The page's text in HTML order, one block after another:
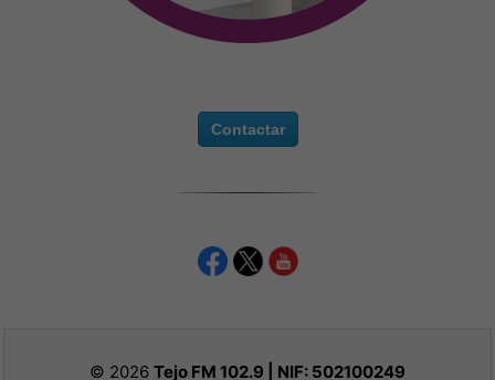
Contactar
© 2026 Tejo FM 102.9 | NIF: 502100249